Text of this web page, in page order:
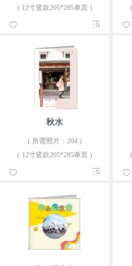
( 12寸竖款205*285单页 )
秋水
( 所需照片：204 )
( 12寸竖款205*285单页 )